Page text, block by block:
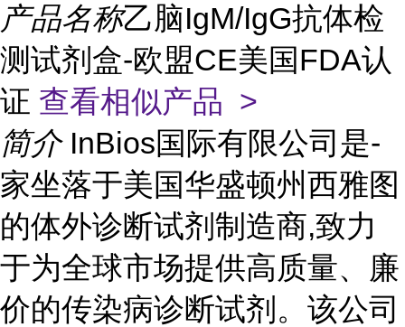
产品名称乙脑IgM/IgG抗体检
测试剂盒-欧盟CE美国FDA认
证 查看相似产品 >
简介 InBios国际有限公司是-
家坐落于美国华盛顿州西雅图
的体外诊断试剂制造商,致力
于为全球市场提供高质量、廉
价的传染病诊断试剂。该公司